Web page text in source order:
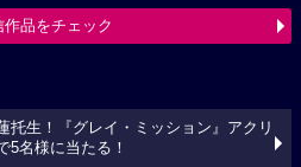
品をチェック
托生！『グレイ・ミッション』アクリ
5名様に当たる！